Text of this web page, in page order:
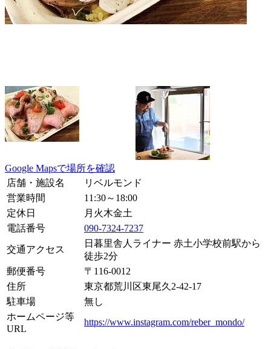
Google Mapsで場所を確認
店舗・施設名
リベルモンド
営業時間
11:30～18:00
定休日
月 火木金土
電話番号
090-7324-7237
交通アクセス
日暮里舎人ライナー 赤土小学校前駅から
徒歩2分
郵便番号
〒 116-0012
住所
東京都荒川区東尾久2-42-17
駐車場
無し
ホームページ等
URL
https://www.instagram.com/reber_mondo/